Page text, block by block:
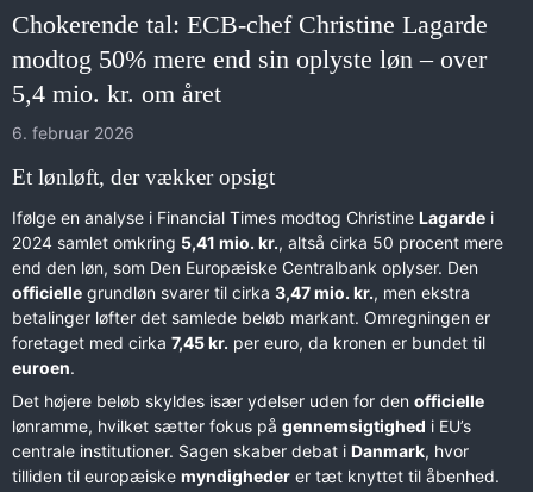
Chokerende tal: ECB-chef Christine Lagarde
modtog 50% mere end sin oplyste løn – over
5,4 mio. kr. om året
6. februar 2026
Et lønløft, der vækker opsigt
Ifølge en analyse i Financial Times modtog Christine Lagarde i
2024 samlet omkring 5,41 mio. kr., altså cirka 50 procent mere
end den løn, som Den Europæiske Centralbank oplyser. Den
officielle grundløn svarer til cirka 3,47 mio. kr., men ekstra
betalinger løfter det samlede beløb markant. Omregningen er
foretaget med cirka 7,45 kr. per euro, da kronen er bundet til
euroen.
Det højere beløb skyldes især ydelser uden for den officielle
lønramme, hvilket sætter fokus på gennemsigtighed i EU’s
centrale institutioner. Sagen skaber debat i Danmark, hvor
tilliden til europæiske myndigheder er tæt knyttet til åbenhed.